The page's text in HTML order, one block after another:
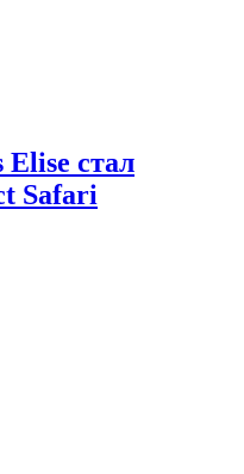
стал
Safari